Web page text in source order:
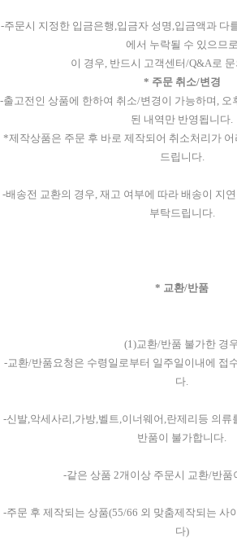
-주문시 지정한 입금은행,입금자 성명,입금액과 다
에서 누락될 수 있으므로
이 경우, 반드시 고객센터/Q&A로 문
* 주문 취소/변경
-출고전인 상품에 한하여 취소/변경이 가능하며, 오
된 내역만 반영됩니다.
*제작상품은 주문 후 바로 제작되어 취소처리가
드립니다.
-배송전 교환의 경우, 재고 여부에 따라 배송이 지
부탁드립니다.
* 교환/반품
(1)교환/반품 불가한 경
-교환/반품요청은 수령일로부터 일주일이내에 접
다.
-신발,악세사리,가방,벨트,이너웨어,란제리등 의류
반품이 불가합니다.
-같은 상품 2개이상 주문시 교환/반품
-주문 후 제작되는 상품(55/66 외 맞춤제작되는 사
다)